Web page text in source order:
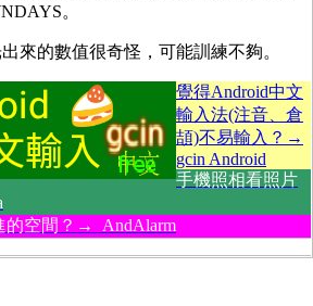
。
來的數值很奇怪，可能訓練不夠。
覺得Android中文
輸入法(注音、倉
頡)不易輸入？→
gcin Android
手機照相看照片
的空間？→ AndAlarm